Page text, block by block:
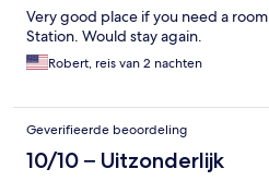
Very good place if you need a
Station. Would stay again.
Robert, reis van 2 nachten
Geverifieerde beoordeling
10/10 – Uitzonderlijk